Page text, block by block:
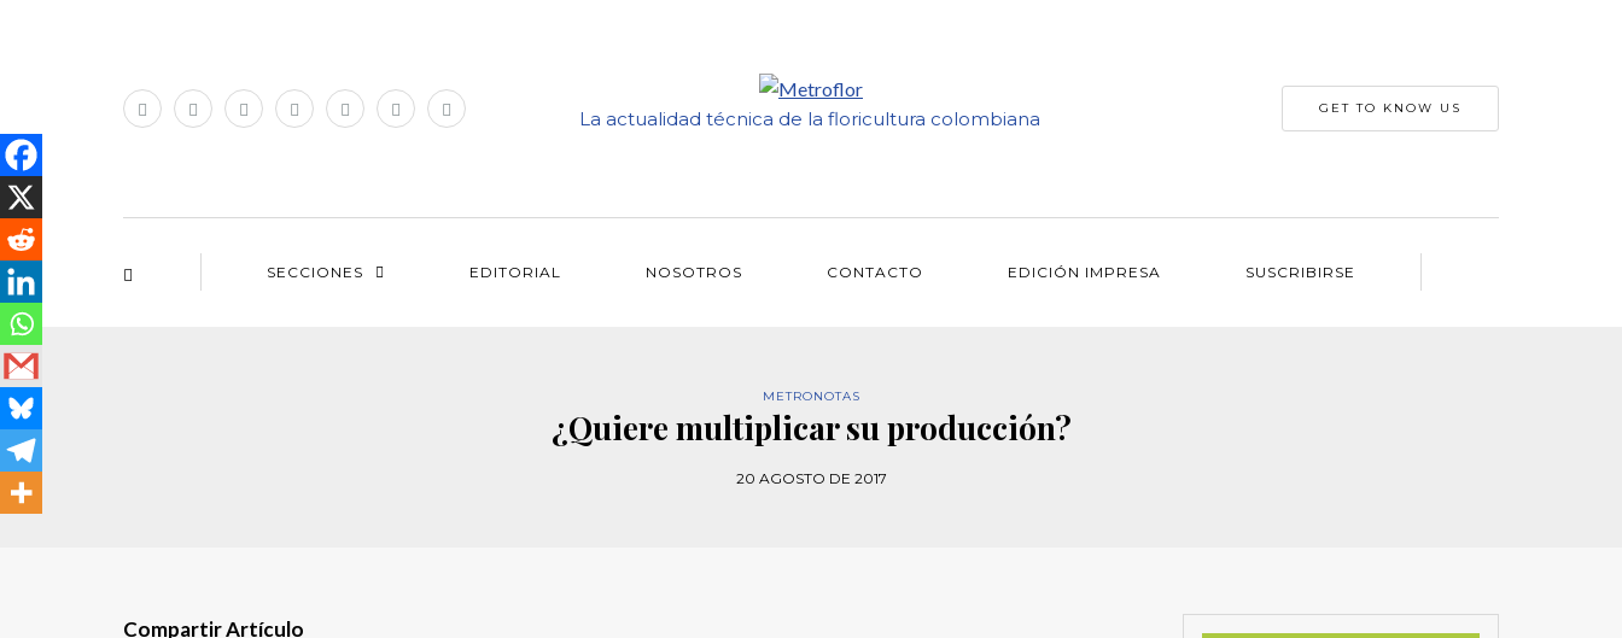
La actualidad técnica de la floricultura colombiana GET TO KNOW US
SECCIONES EDITORIAL NOSOTROS CONTACTO EDICIÓN IMPRESA SUSCRIBIRSE
METRONOTAS
¿Quiere multiplicar su producción?
20 AGOSTO DE 2017
Compartir Artículo